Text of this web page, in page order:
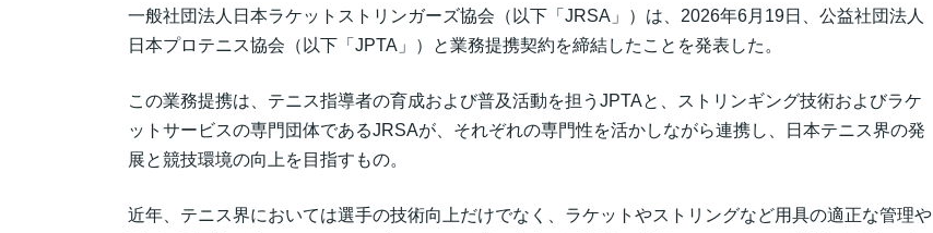
一般社団法人日本ラケットストリンガーズ協会（以下「JRSA」）は、2026年6月19日、公益社団法人
日本プロテニス協会（以下「JPTA」）と業務提携契約を締結したことを発表した。
この業務提携は、テニス指導者の育成および普及活動を担うJPTAと、ストリンギング技術およびラケ
ットサービスの専門団体であるJRSAが、それぞれの専門性を活かしながら連携し、日本テニス界の発
展と競技環境の向上を目指すもの。
近年、テニス界においては選手の技術向上だけでなく、ラケットやストリングなど用具の適正な管理や